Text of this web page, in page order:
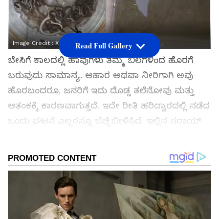
Image Credit :X
ಬೇಸಿಗೆ ಕಾಲದಲ್ಲಿ ಹಾವುಗಳು ತಮ್ಮ ಬಿಲಗಳಿಂದ ಹೊರಗೆ
ಬರುವುದು ಸಾಮಾನ್ಯ. ಆಹಾರ ಅಥವಾ ನೀರಿಗಾಗಿ ಅವು
ಹೊರಬಂದರೂ, ಜನರಿಗೆ ಇದು ದೊಡ್ಡ ತಲೆನೋವು ಮತ್ತು
ಆತಂಕಕ್ಕೆ ಕಾರಣವಾಗುತ್ತದೆ. ಇದೇ ರೀತಿ ಹರಿದ್ವಾರದಲ್ಲಿ ನಡೆದ
ಒಂದು ಘಟನೆ ಎಲ್ಲರನ್ನೂ ಬೆಚ್ಚಿಬೀಳಿಸಿದೆ. ಇಲ್ಲಿನ ಸರಾಯ್
ಸಮಗ್ರ ಸುದ್ದಿ ಮೂಲವನ್ನಾಗಿ asianet suvarna news ಅನ್ನು
ಆಯ್ಕೆ ಮಾಡಿಕೊಳ್ಳಿ
Read Full Gallery